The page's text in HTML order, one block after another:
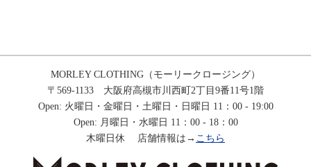
MORLEY CLOTHING（モーリークロージング）
〒569-1133 大阪府高槻市川西町2丁目9番11号1階
Open: 火曜日・金曜日・土曜日・日曜日 11：00 - 19:00
Open: 月曜日・水曜日 11：00 - 18：00
木曜日休 店舗情報は→ こちら